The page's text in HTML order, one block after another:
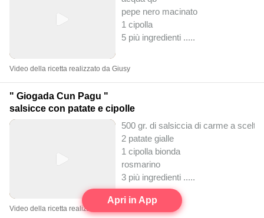
pepe nero macinato
1 cipolla
5 più ingredienti .....
Video della ricetta realizzato da Giusy
" Giogada Cun Pagu "
salsicce con patate e cipolle
500 gr. di salsiccia di carme a scelta
2 patate gialle
1 cipolla bionda
rosmarino
3 più ingredienti .....
Video della ricetta realizzato da Sdedde
Apri in App